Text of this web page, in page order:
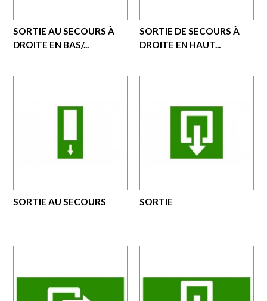
SORTIE DE SECOURS À
DROITE EN HAUT...
SORTIE AU SECOURS À
DROITE EN BAS/...
SORTIE
SORTIE AU SECOURS